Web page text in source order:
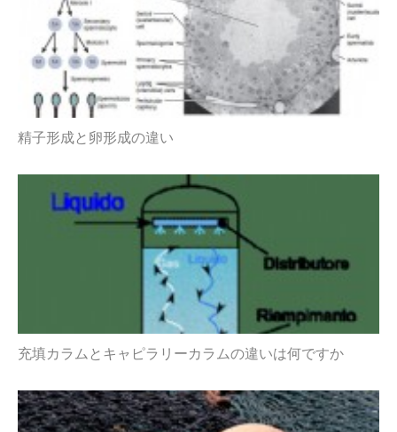
精子形成と卵形成の違い
充填カラムとキャピラリーカラムの違いは何ですか